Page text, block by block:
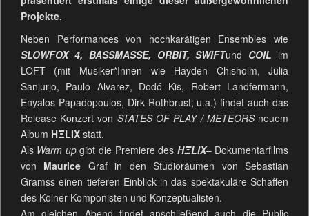
Projekte.
Neben Performances von hochkarätigen Ensembles wie
SLOWFOX 4, BASSMASSE, ORBIT, SWIFTund COILim
LOFT (mit Musiker*Innen wie Hayden Chisholm, Julia
Sanjurjo, Paulo Alvarez, Dodó Kis, Robert Landfermann,
Enyalos Papadopoulos, Dirk Rothbrust, u.a.) findet auch das
Release Konzert von STATES OF PLAY / METEORSneuem
Album HΞLIX statt.
Als Warm upgibt die Premiere des HΞLIX– Dokumentarfilms
von Maurice Graf in den Studioräumen von Sebastian
Gramss einen tieferen Einblick in das spektakuläre Schaffen
des Kölner Komponisten und Konzeptualisten.